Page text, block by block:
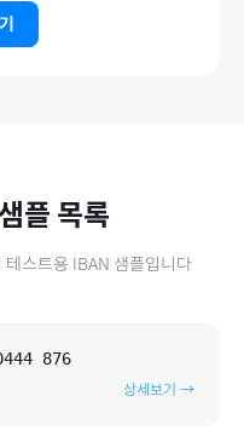
플 목록
테스트용 IBAN 샘플입니다
876
상세보기 →